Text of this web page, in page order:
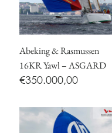
Abeking & Rasmussen
16KR Yawl – ASGARD
€350.000,00